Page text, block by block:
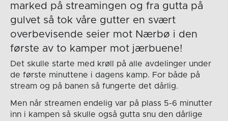
marked på streamingen og fra gutta på
gulvet så tok våre gutter en svært
overbevisende seier mot Nærbø i den
første av to kamper mot jærbuene!
Det skulle starte med krøll på alle avdelinger under
de første minuttene i dagens kamp. For både på
stream og på banen så fungerte det dårlig.
Men når streamen endelig var på plass 5-6 minutter
inn i kampen så skulle også gutta snu den dårlige